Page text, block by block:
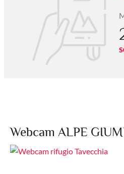
Webcam ALPE